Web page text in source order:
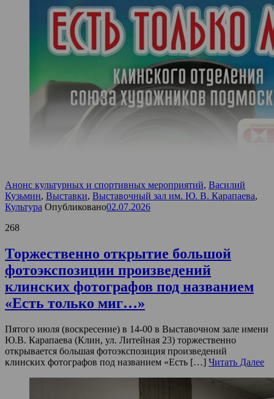
Анонс культурных и спортивных мероприятий, Василий
Кузьмин, Выставки, Выставочный зал им. Ю. В. Карапаева,
Культура Опубликовано02.07.2026
268
Торжественно открытие большой
фотоэкспозиции произведений
клинских фотографов под названием
«Есть только миг…»
Пятого июля (воскресение) в 14-00 в Выставочном зале имени
Ю.В. Карапаева (Клин, ул. Литейная 23) торжественно
открывается большая фотоэкспозиция произведений
клинских фотографов под названием «Есть […] Читать Далее